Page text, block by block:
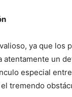
ya que los
atentamente un
especial
tremendo